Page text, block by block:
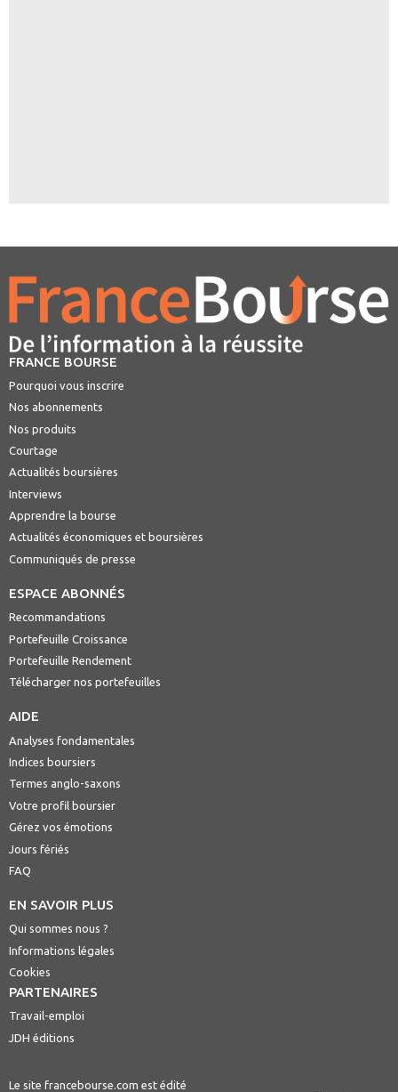
FRANCE BOURSE
Pourquoi vous inscrire
Nos abonnements
Nos produits
Courtage
Actualités boursières
Interviews
Apprendre la bourse
Actualités économiques et boursières
Communiqués de presse
ESPACE ABONNÉS
Recommandations
Portefeuille Croissance
Portefeuille Rendement
Télécharger nos portefeuilles
AIDE
Analyses fondamentales
Indices boursiers
Termes anglo-saxons
Votre profil boursier
Gérez vos émotions
Jours fériés
FAQ
EN SAVOIR PLUS
Qui sommes nous ?
Informations légales
Cookies
PARTENAIRES
Travail-emploi
JDH éditions
Le site francebourse.com est édité